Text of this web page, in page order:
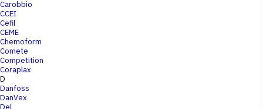
Carobbio
CCEI
Cefil
CEME
Chemoform
Comete
Competition
Coraplax
D
Danfoss
DanVex
Del